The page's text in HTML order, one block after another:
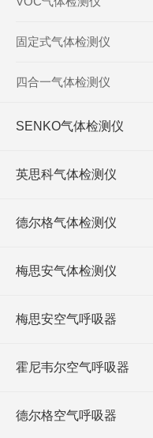
固定式气体检测仪
四合一气体检测仪
SENKO气体检测仪
英思科气体检测仪
德尔格气体检测仪
梅思安气体检测仪
梅思安空气呼吸器
霍尼韦尔空气呼吸器
德尔格空气呼吸器